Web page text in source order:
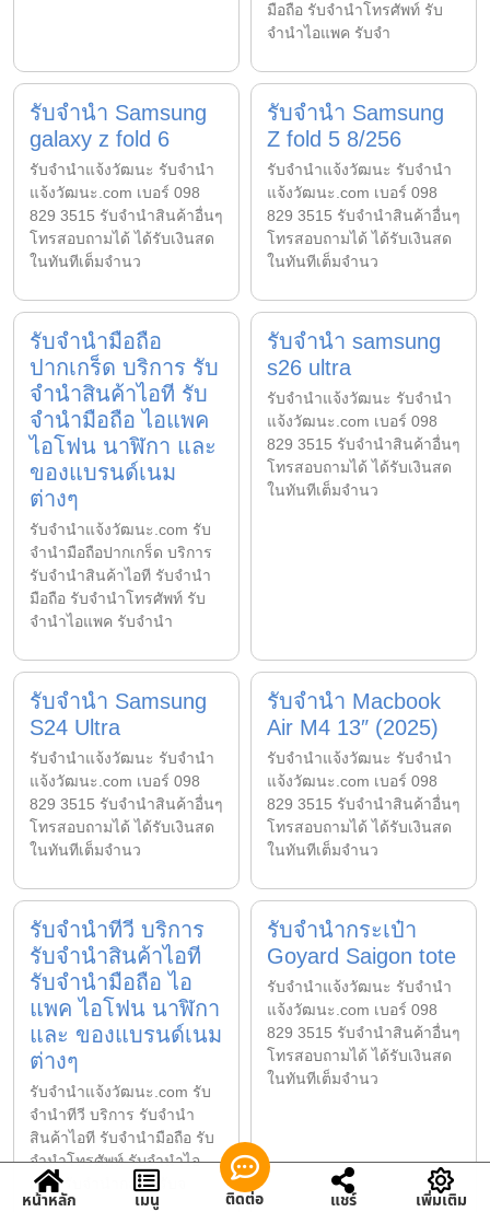
มือถือ รับจำนำโทรศัพท์ รับ
จำนำไอแพค รับจำ
รับจำนำ Samsung
galaxy z fold 6
รับจํานําแจ้งวัฒนะ รับจํานํา
แจ้งวัฒนะ.com เบอร์ 098
829 3515 รับจำนำสินค้าอื่นๆ
โทรสอบถามได้ ได้รับเงินสด
ในทันทีเต็มจำนว
รับจำนำ Samsung
Z fold 5 8/256
รับจํานําแจ้งวัฒนะ รับจํานํา
แจ้งวัฒนะ.com เบอร์ 098
829 3515 รับจำนำสินค้าอื่นๆ
โทรสอบถามได้ ได้รับเงินสด
ในทันทีเต็มจำนว
รับจำนำมือถือ
ปากเกร็ด บริการ รับ
จำนำสินค้าไอที รับ
จำนำมือถือ ไอแพค
ไอโฟน นาฬิกา และ
ของแบรนด์เนม
ต่างๆ
รับจํานําแจ้งวัฒนะ.com รับ
จำนำมือถือปากเกร็ด บริการ
รับจำนำสินค้าไอที รับจำนำ
มือถือ รับจำนำโทรศัพท์ รับ
จำนำไอแพค รับจำนำ
รับจำนำ samsung
s26 ultra
รับจํานําแจ้งวัฒนะ รับจํานํา
แจ้งวัฒนะ.com เบอร์ 098
829 3515 รับจำนำสินค้าอื่นๆ
โทรสอบถามได้ ได้รับเงินสด
ในทันทีเต็มจำนว
รับจำนำ Samsung
S24 Ultra
รับจํานําแจ้งวัฒนะ รับจํานํา
แจ้งวัฒนะ.com เบอร์ 098
829 3515 รับจำนำสินค้าอื่นๆ
โทรสอบถามได้ ได้รับเงินสด
ในทันทีเต็มจำนว
รับจำนำ Macbook
Air M4 13″ (2025)
รับจํานําแจ้งวัฒนะ รับจํานํา
แจ้งวัฒนะ.com เบอร์ 098
829 3515 รับจำนำสินค้าอื่นๆ
โทรสอบถามได้ ได้รับเงินสด
ในทันทีเต็มจำนว
รับจำนำทีวี บริการ
รับจำนำสินค้าไอที
รับจำนำมือถือ ไอ
แพค ไอโฟน นาฬิกา
และ ของแบรนด์เนม
ต่างๆ
รับจํานําแจ้งวัฒนะ.com รับ
จำนำทีวี บริการ รับจำนำ
สินค้าไอที รับจำนำมือถือ รับ
จำนำโทรศัพท์ รับจำนำไอ
แพค รับจำนำกล้อง รับจ
รับจำนำกระเป๋า
Goyard Saigon tote
รับจํานําแจ้งวัฒนะ รับจํานํา
แจ้งวัฒนะ.com เบอร์ 098
829 3515 รับจำนำสินค้าอื่นๆ
โทรสอบถามได้ ได้รับเงินสด
ในทันทีเต็มจำนว
หน้าหลัก เมนู ติดต่อ แชร์ เพิ่มเติม